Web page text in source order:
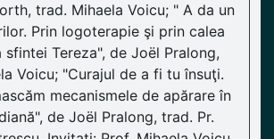
trad. Mihaela Voicu; " A da un
Prin logoterapie şi prin calea
sfintei Tereza", de Joël Pralong,
Voicu; "Curajul de a fi tu însuţi.
mecanismele de apărare în
de Joël Pralong, trad. Pr.